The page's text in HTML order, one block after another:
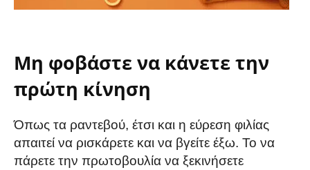
Μη φοβάστε να κάνετε την
πρώτη κίνηση
Όπως τα ραντεβού, έτσι και η εύρεση φιλίας
απαιτεί να ρισκάρετε και να βγείτε έξω. Το να
πάρετε την πρωτοβουλία να ξεκινήσετε